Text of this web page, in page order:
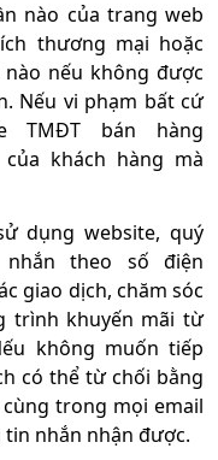
nào của trang web
thương mại hoặc
nếu không được
Nếu vi phạm bất cứ
TMĐT bán hàng
khách hàng mà
dụng website, quý
theo số điện
giao dịch, chăm sóc
trình khuyến mãi từ
không muốn tiếp
có thể từ chối bằng
trong mọi email
nhắn nhận được.